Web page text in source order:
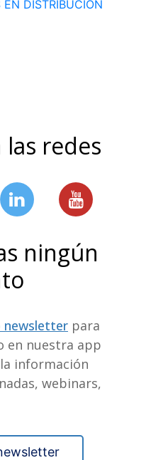
redes
ningún
newsletterpara
en nuestra app
información
webinars,